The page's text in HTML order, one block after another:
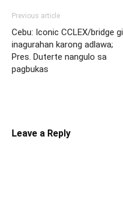
Previous article
Cebu: Iconic CCLEX/bridge gi
inagurahan karong adlawa;
Pres. Duterte nangulo sa
pagbukas
Leave a Reply